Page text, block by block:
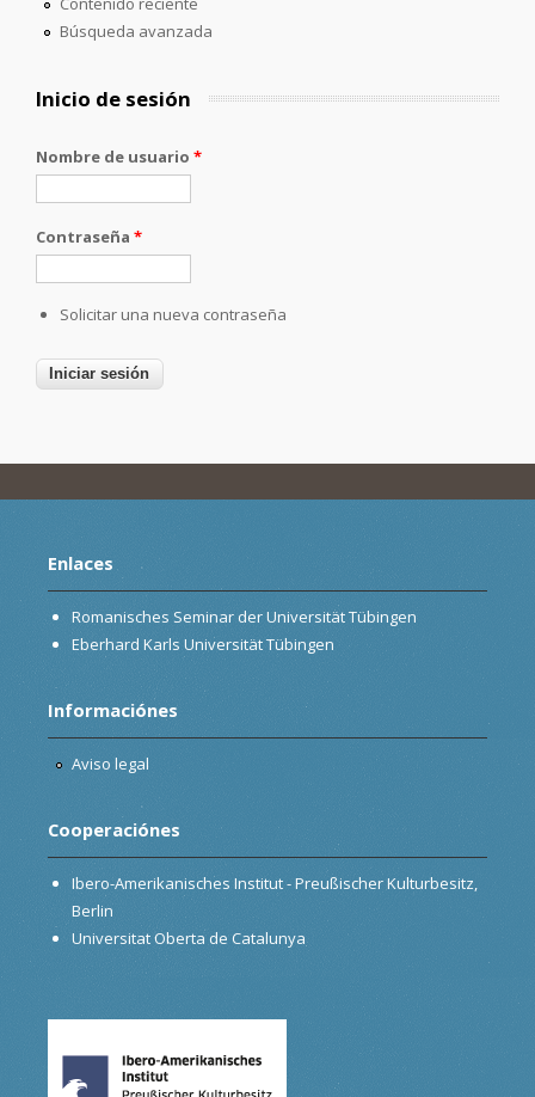
Búsqueda avanzada
Inicio de sesión
Nombre de usuario *
Contraseña *
Solicitar una nueva contraseña
Enlaces
Romanisches Seminar der Universität Tübingen
Eberhard Karls Universität Tübingen
Informaciónes
Aviso legal
Cooperaciónes
Ibero-Amerikanisches Institut - Preußischer Kulturbesitz,
Berlin
Universitat Oberta de Catalunya